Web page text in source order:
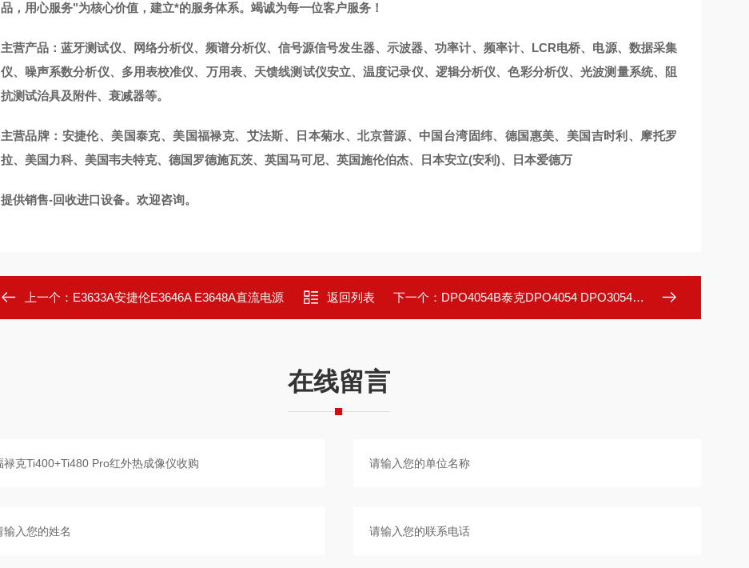
品，用心服务"为核心价值，建立*的服务体系。竭诚为每一位客户服务！
主营产品：蓝牙测试仪、网络分析仪、频谱分析仪、信号源信号发生器、示波器、功率计、频率计、LCR电桥、电源、数据采集
仪、噪声系数分析仪、多用表校准仪、万用表、天馈线测试仪安立、温度记录仪、逻辑分析仪、色彩分析仪、光波测量系统、阻
抗测试治具及附件、衰减器等。
主营品牌：安捷伦、美国泰克、美国福禄克、艾法斯、日本菊水、北京普源、中国台湾固纬、德国惠美、美国吉时利、摩托罗
拉、美国力科、美国韦夫特克、德国罗德施瓦茨、英国马可尼、英国施伦伯杰、日本安立(安利)、日本爱德万
提供销售-回收进口设备。欢迎咨询。
上一个： E3633A安捷伦E3646A E3648A直流电源 返回列表 下一个： DPO4054B泰克DPO4054 DPO3054示波器
在线留言